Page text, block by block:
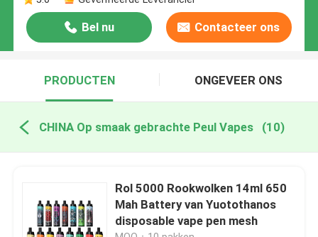
Bel nu Contacteer ons
PRODUCTEN ONGEVEER ONS
CHINA Op smaak gebrachte Peul Vapes (10)
Rol 5000 Rookwolken 14ml 650
Mah Battery van Yuotothanos
disposable vape pen mesh